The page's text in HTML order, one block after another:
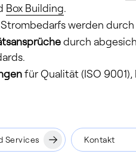
Box Building.
werden durch
durch
für Qualität (ISO
Services Kontakt